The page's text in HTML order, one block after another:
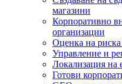
магазини
Корпоративно
организации
Оценка на
Управление и
Локализация на
Готови